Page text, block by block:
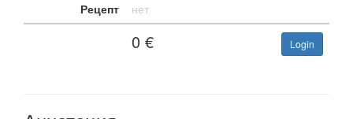
Рецепт
нет
0 € Login